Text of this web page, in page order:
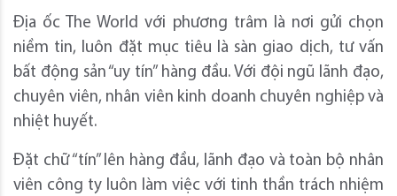
Địa ốc The World với phương trâm là nơi gửi chọn
niềm tin, luôn đặt mục tiêu là sàn giao dịch, tư vấn
bất động sản “uy tín” hàng đầu. Với đội ngũ lãnh đạo,
chuyên viên, nhân viên kinh doanh chuyên nghiệp và
nhiệt huyết.
Đặt chữ “tín” lên hàng đầu, lãnh đạo và toàn bộ nhân
viên công ty luôn làm việc với tinh thần trách nhiệm